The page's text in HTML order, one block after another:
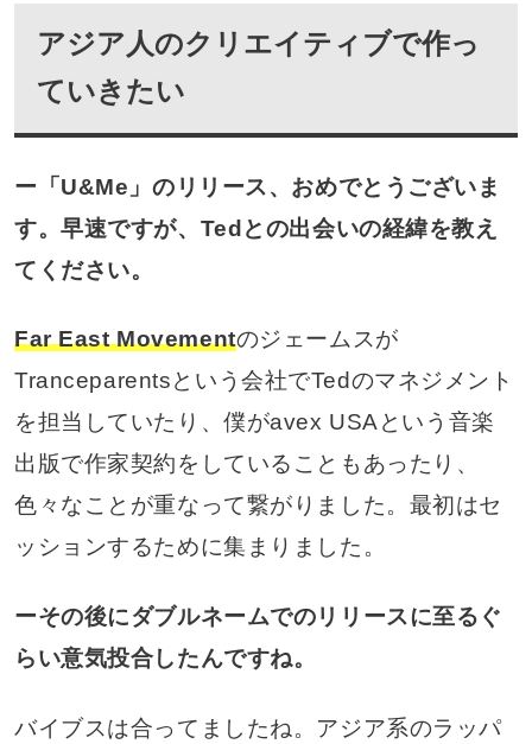
アジア人のクリエイティブで作っ
ていきたい
ー「U&Me」のリリース、おめでとうございま
す。早速ですが、Tedとの出会いの経緯を教え
てください。
Far East Movementのジェームスが
Tranceparentsという会社でTedのマネジメント
を担当していたり、僕がavex USAという音楽
出版で作家契約をしていることもあったり、
色々なことが重なって繋がりました。最初はセ
ッションするために集まりました。
ーその後にダブルネームでのリリースに至るぐ
らい意気投合したんですね。
バイブスは合ってましたね。アジア系のラッパ